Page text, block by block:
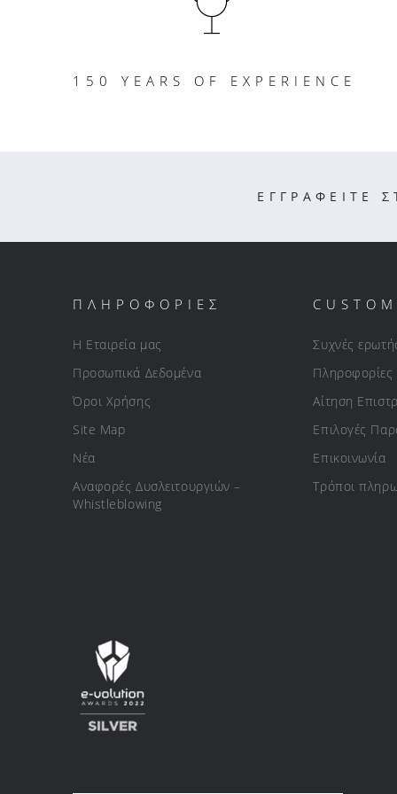
150 YEARS OF EXPERIENCE
ΕΓΓΡΑΦΕΙΤΕ
ΠΛΗΡΟΦΟΡΙΕΣ
Η Εταιρεία μας
Προσωπικά Δεδομένα
Όροι Χρήσης
Site Map
Νέα
Αναφορές Δυσλειτουργιών –
Whistleblowing
Συχνές
Αίτηση
Επιλογές
Επικοινωνία
Τρόποι